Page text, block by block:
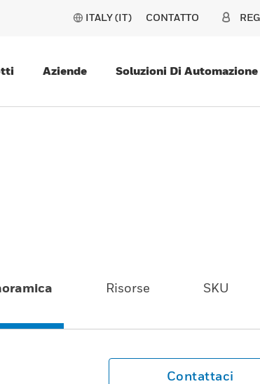
ITALY (IT) CONTATTO
Aziende Soluzioni Di Automazione
Risorse SKU
Contattaci